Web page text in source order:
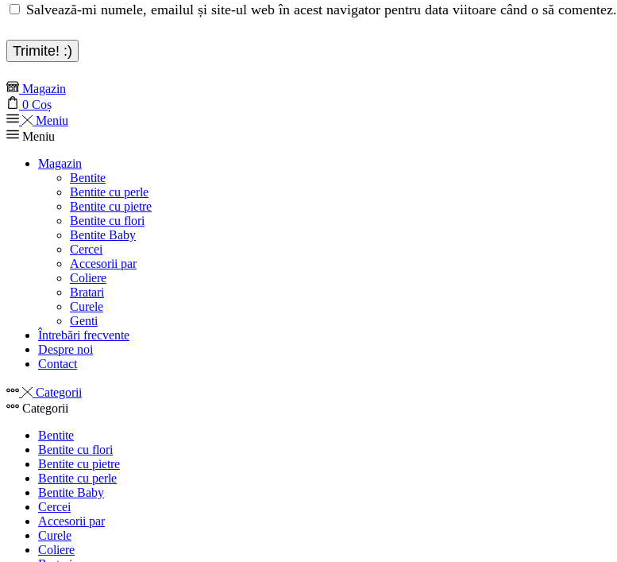
Salvează-mi numele, emailul și site-ul web în acest navigator pentru data viitoare când o să comentez.
Magazin
0 Coș
Meniu
Meniu
Magazin
Bentite
Bentite cu perle
Bentite cu pietre
Bentite cu flori
Bentite Baby
Cercei
Accesorii par
Coliere
Bratari
Curele
Genti
Întrebări frecvente
Despre noi
Contact
Categorii
Categorii
Bentite
Bentite cu flori
Bentite cu pietre
Bentite cu perle
Bentite Baby
Cercei
Accesorii par
Curele
Coliere